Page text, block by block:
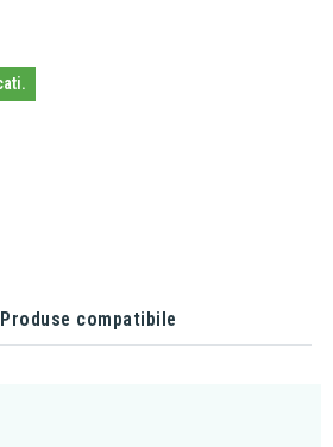
Produse compatibile